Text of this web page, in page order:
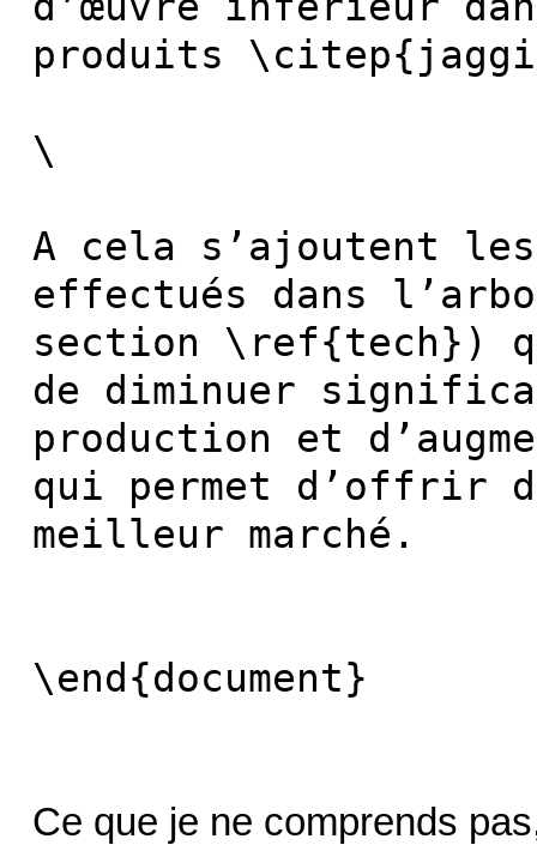
produits
\
A cela s’ajoutent
effectués dans
section \ref{tech})
de diminuer
production et
qui permet d’offrir
meilleur marché.
\end{document}
Ce que je ne comprends